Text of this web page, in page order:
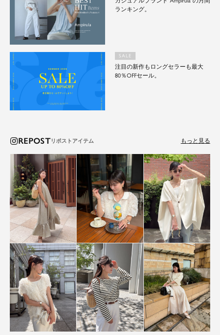
ランキング。
SALE
注目の新作もロングセラーも最大
80％OFFセール。
REPOST もっと見る